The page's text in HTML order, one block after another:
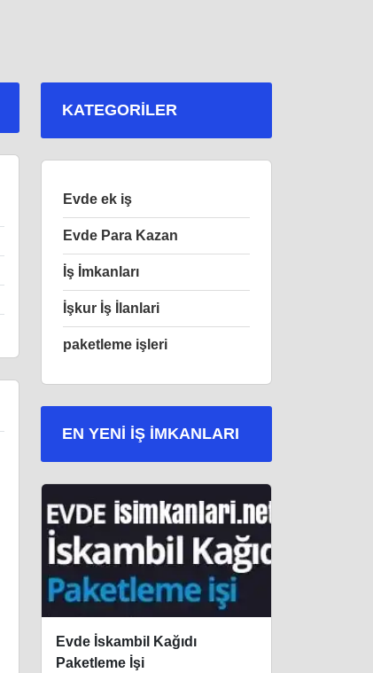
KATEGORILER
Evde ek iş
Evde Para Kazan
İş İmkanları
İşkur İş İlanlari
paketleme işleri
EN YENI İŞ IMKANLARI
Evde İskambil Kağıdı
Paketleme İşi